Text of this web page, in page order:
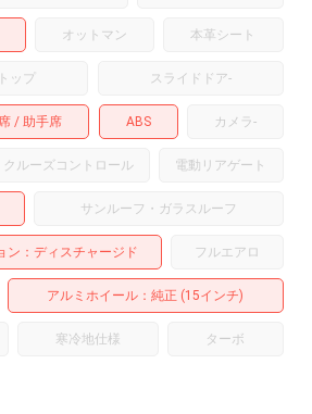
オットマン 本革シート
ップ スライドドア-
助手席 ABS カメラ-
クルーズコントロール 電動リアゲート
サンルーフ・ガラスルーフ
ン ディスチャージド フルエアロ
アルミホイール ：純正 (15インチ)
寒冷地仕様 ターボ